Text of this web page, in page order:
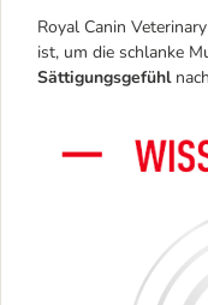
Royal Canin
ist, um die schlanke
Sättigungsgefühl